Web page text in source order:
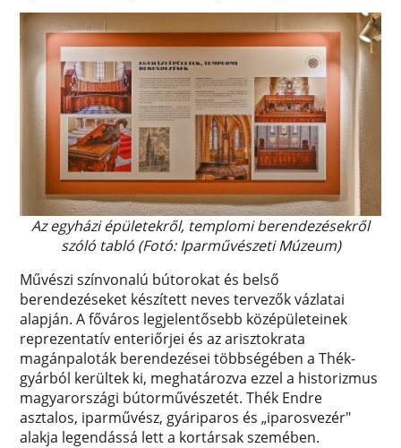
Az egyházi épületekről, templomi berendezésekről
szóló tabló (Fotó: Iparművészeti Múzeum)
Művészi színvonalú bútorokat és belső
berendezéseket készített neves tervezők vázlatai
alapján. A főváros legjelentősebb középületeinek
reprezentatív enteriőrjei és az arisztokrata
magánpaloták berendezései többségében a Thék-
gyárból kerültek ki, meghatározva ezzel a historizmus
magyarországi bútorművészetét. Thék Endre
asztalos, iparművész, gyáriparos és „iparosvezér"
alakja legendássá lett a kortársak szemében.